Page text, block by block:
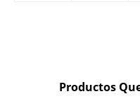
Productos